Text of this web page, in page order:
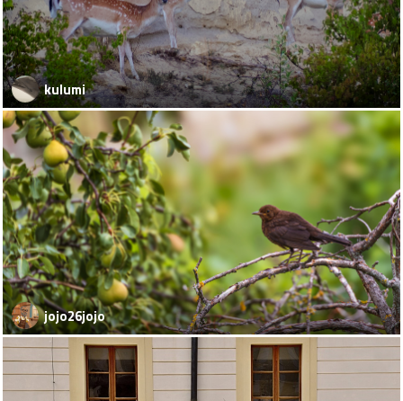
kulumi
jojo26jojo